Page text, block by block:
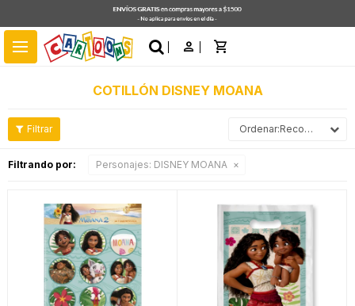
menu
COTILLÓN DISNEY MOANA
Recomendados
Filtrando por: Personajes: DISNEY MOANA
close